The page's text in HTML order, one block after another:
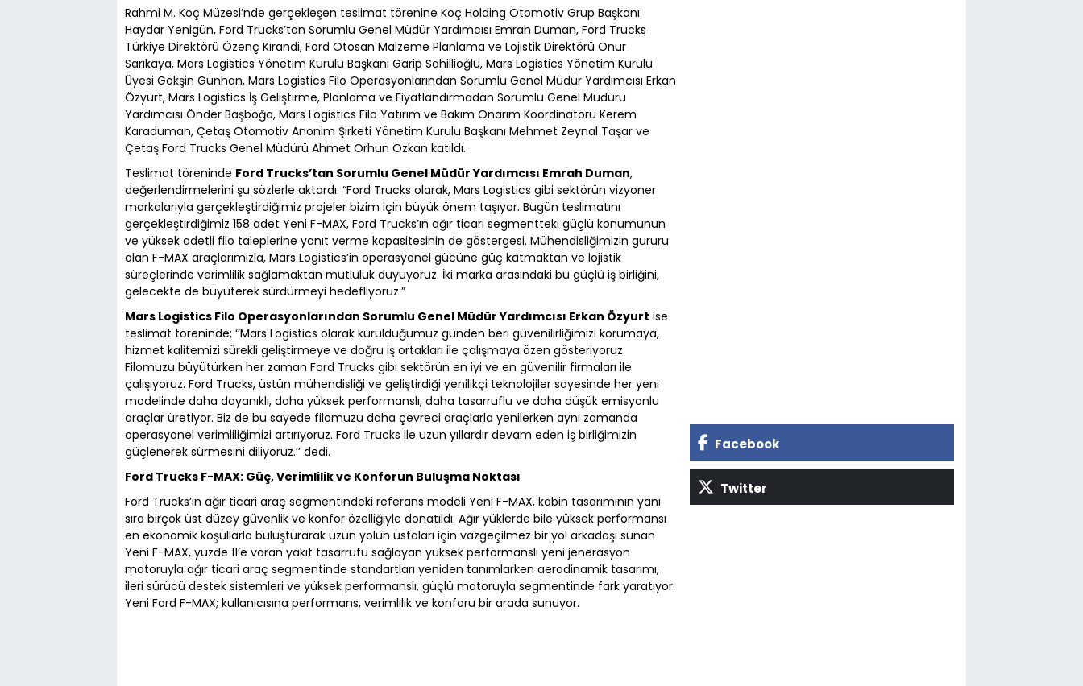
Rahmi M. Koç Müzesi’nde gerçekleşen teslimat törenine Koç Holding Otomotiv Grup Başkanı
Haydar Yenigün, Ford Trucks’tan Sorumlu Genel Müdür Yardımcısı Emrah Duman, Ford Trucks
Türkiye Direktörü Özenç Kırandi, Ford Otosan Malzeme Planlama ve Lojistik Direktörü Onur
Sarıkaya, Mars Logistics Yönetim Kurulu Başkanı Garip Sahillioğlu, Mars Logistics Yönetim Kurulu
Üyesi Gökşin Günhan, Mars Logistics Filo Operasyonlarından Sorumlu Genel Müdür Yardımcısı Erkan
Özyurt, Mars Logistics İş Geliştirme, Planlama ve Fiyatlandırmadan Sorumlu Genel Müdürü
Yardımcısı Önder Başboğa, Mars Logistics Filo Yatırım ve Bakım Onarım Koordinatörü Kerem
Karaduman, Çetaş Otomotiv Anonim Şirketi Yönetim Kurulu Başkanı Mehmet Zeynal Taşar ve
Çetaş Ford Trucks Genel Müdürü Ahmet Orhun Özkan katıldı.
Teslimat töreninde Ford Trucks’tan Sorumlu Genel Müdür Yardımcısı Emrah Duman,
değerlendirmelerini şu sözlerle aktardı: “Ford Trucks olarak, Mars Logistics gibi sektörün vizyoner
markalarıyla gerçekleştirdiğimiz projeler bizim için büyük önem taşıyor. Bugün teslimatını
gerçekleştirdiğimiz 158 adet Yeni F-MAX, Ford Trucks’ın ağır ticari segmentteki güçlü konumunun
ve yüksek adetli filo taleplerine yanıt verme kapasitesinin de göstergesi. Mühendisliğimizin gururu
olan F-MAX araçlarımızla, Mars Logistics’in operasyonel gücüne güç katmaktan ve lojistik
süreçlerinde verimlilik sağlamaktan mutluluk duyuyoruz. İki marka arasındaki bu güçlü iş birliğini,
gelecekte de büyüterek sürdürmeyi hedefliyoruz.”
Mars Logistics Filo Operasyonlarından Sorumlu Genel Müdür Yardımcısı Erkan Özyurt ise
teslimat töreninde; ‘’Mars Logistics olarak kurulduğumuz günden beri güvenilirliğimizi korumaya,
hizmet kalitemizi sürekli geliştirmeye ve doğru iş ortakları ile çalışmaya özen gösteriyoruz.
Filomuzu büyütürken her zaman Ford Trucks gibi sektörün en iyi ve en güvenilir firmaları ile
çalışıyoruz. Ford Trucks, üstün mühendisliği ve geliştirdiği yenilikçi teknolojiler sayesinde her yeni
modelinde daha dayanıklı, daha yüksek performanslı, daha tasarruflu ve daha düşük emisyonlu
araçlar üretiyor. Biz de bu sayede filomuzu daha çevreci araçlarla yenilerken aynı zamanda
operasyonel verimliliğimizi artırıyoruz. Ford Trucks ile uzun yıllardır devam eden iş birliğimizin
güçlenerek sürmesini diliyoruz.’’ dedi.
Ford Trucks F-MAX: Güç, Verimlilik ve Konforun Buluşma Noktası
Ford Trucks’ın ağır ticari araç segmentindeki referans modeli Yeni F-MAX, kabin tasarımının yanı
sıra birçok üst düzey güvenlik ve konfor özelliğiyle donatıldı. Ağır yüklerde bile yüksek performansı
en ekonomik koşullarla buluşturarak uzun yolun ustaları için vazgeçilmez bir yol arkadaşı sunan
Yeni F-MAX, yüzde 11’e varan yakıt tasarrufu sağlayan yüksek performanslı yeni jenerasyon
motoruyla ağır ticari araç segmentinde standartları yeniden tanımlarken aerodinamik tasarımı,
ileri sürücü destek sistemleri ve yüksek performanslı, güçlü motoruyla segmentinde fark yaratıyor.
Yeni Ford F-MAX; kullanıcısına performans, verimlilik ve konforu bir arada sunuyor.
Facebook
Twitter